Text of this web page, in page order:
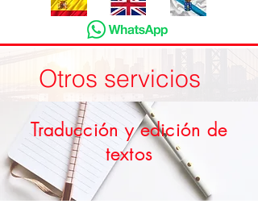
Otros servicios
Traducción y edición de
textos